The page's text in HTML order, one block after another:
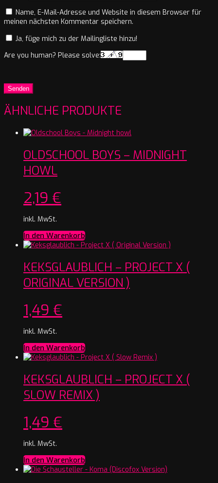
Name, E-Mail-Adresse und Website in diesem Browser für
meinen nächsten Kommentar speichern.
Ja, füge mich zu der Mailingliste hinzu!
Are you human? Please solve:
ÄHNLICHE PRODUKTE
OLDSCHOOL BOYS – MIDNIGHT
HOWL
2,19 €
inkl. MwSt.
In den Warenkorb
KEKSGLAUBLICH – PROJECT X (
ORIGINAL VERSION )
1,49 €
inkl. MwSt.
In den Warenkorb
KEKSGLAUBLICH – PROJECT X (
SLOW REMIX )
1,49 €
inkl. MwSt.
In den Warenkorb